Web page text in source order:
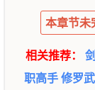
本章节未
相关推荐：
职高手修罗